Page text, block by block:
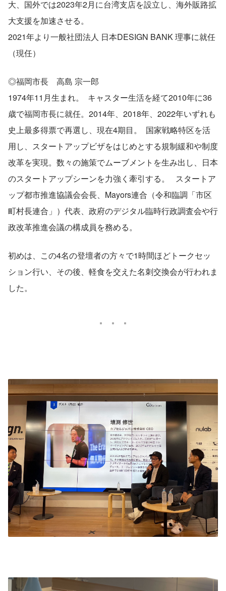
大、国外では2023年2月に台湾支店を設立し、海外販路拡
大支援を加速させる。
2021年より一般社団法人 日本DESIGN BANK 理事に就任
（現任）
◎福岡市長　高島 宗一郎
1974年11月生まれ。  キャスター生活を経て2010年に36
歳で福岡市長に就任。2014年、2018年、2022年いずれも
史上最多得票で再選し、現在4期目。  国家戦略特区を活
用し、スタートアップビザをはじめとする規制緩和や制度
改革を実現。数々の施策でムーブメントを生み出し、日本
のスタートアップシーンを力強く牽引する。   スタートア
ップ都市推進協議会会長、Mayors連合（令和臨調「市区
町村長連合」）代表、政府のデジタル臨時行政調査会や行
政改革推進会議の構成員を務める。
初めは、この4名の登壇者の方々で1時間ほどトークセッ
ション行い、その後、軽食を交えた名刺交換会が行われま
した。